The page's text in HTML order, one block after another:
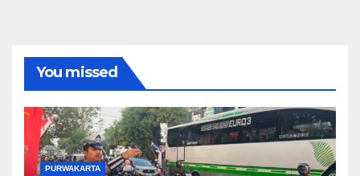
You missed
PURWAKARTA